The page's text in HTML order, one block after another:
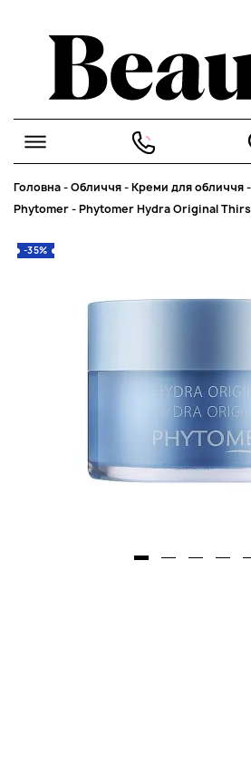
Головна-Обличчя-Креми для обличчя-
Phytomer-Phytomer Hydra Original
-35%